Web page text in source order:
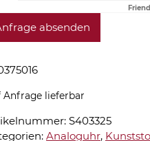
absenden
Anfrage lieferbar
S403325
Analoguhr,